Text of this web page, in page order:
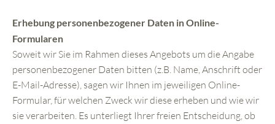
Erhebung personenbezogener Daten in Online-
Formularen
Soweit wir Sie im Rahmen dieses Angebots um die Angabe
personenbezogener Daten bitten (z.B. Name, Anschrift oder
E-Mail-Adresse), sagen wir Ihnen im jeweiligen Online-
Formular, für welchen Zweck wir diese erheben und wie wir
sie verarbeiten. Es unterliegt Ihrer freien Entscheidung, ob